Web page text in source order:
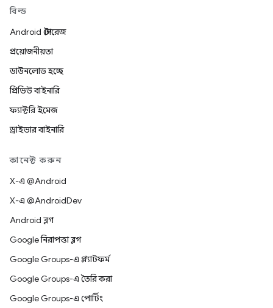
বিল্ড
Android স্টোরেজ
প্রয়োজনীয়তা
ডাউনলোড হচ্ছে
প্রিভিউ বাইনারি
ফ্যাক্টরি ইমেজ
ড্রাইভার বাইনারি
কানেক্ট করুন
X-এ @Android
X-এ @AndroidDev
Android ব্লগ
Google নিরাপত্তা ব্লগ
Google Groups-এ প্ল্যাটফর্ম
Google Groups-এ তৈরি করা
Google Groups-এ পোর্টিং